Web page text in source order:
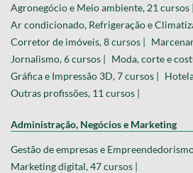
Agronegócio e Meio ambiente, 21 cursos |
Ar condicionado, Refrigeração e
Corretor de imóveis, 8 cursos |
Jornalismo, 6 cursos | Moda, corte e
Gráfica e Impressão 3D, 7 cursos |
Outras profissões, 11 cursos |
Administração, Negócios e Marketing
Gestão de empresas e
Marketing digital, 47 cursos |